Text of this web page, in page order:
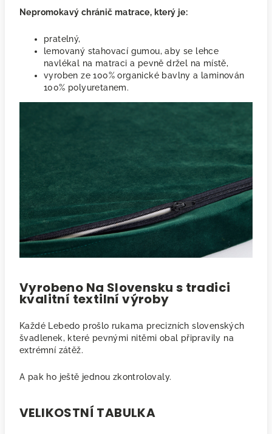
Nepromokavý chránič matrace, který je:
pratelný,
lemovaný stahovací gumou, aby se lehce
navlékal na matraci a pevně držel na místě,
vyroben ze 100% organické bavlny a laminován
100% polyuretanem.
Vyrobeno Na Slovensku s tradici
kvalitní textilní výroby
Každé Lebedo prošlo rukama precizních slovenských
švadlenek, které pevnými nitěmi obal připravily na
extrémní zátěž.
A pak ho ještě jednou zkontrolovaly.
VELIKOSTNÍ TABULKA